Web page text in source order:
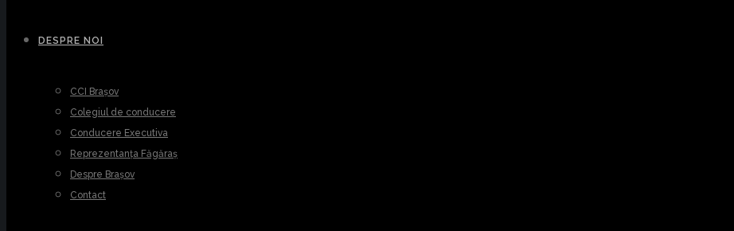
DESPRE NOI
CCI Brașov
Colegiul de conducere
Conducere Executiva
Reprezentanța Făgăraș
Despre Brașov
Contact